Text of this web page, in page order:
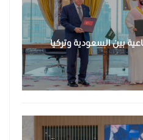
اليمنية وترحب بإدانة أعضاء
الحوثية الإرهابية
بين السعودية وتركيا